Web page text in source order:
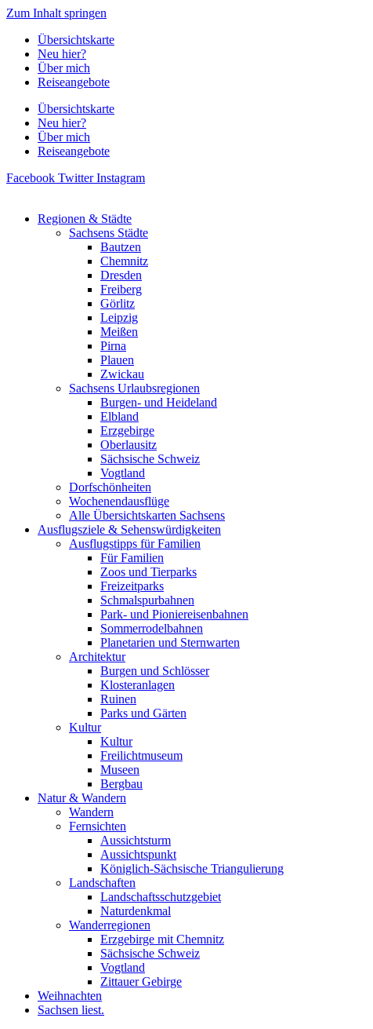
Zum Inhalt springen
Übersichtskarte
Neu hier?
Über mich
Reiseangebote
Übersichtskarte
Neu hier?
Über mich
Reiseangebote
Facebook Twitter Instagram
Regionen & Städte
Sachsens Städte
Bautzen
Chemnitz
Dresden
Freiberg
Görlitz
Leipzig
Meißen
Pirna
Plauen
Zwickau
Sachsens Urlaubsregionen
Burgen- und Heideland
Elbland
Erzgebirge
Oberlausitz
Sächsische Schweiz
Vogtland
Dorfschönheiten
Wochenendausflüge
Alle Übersichtskarten Sachsens
Ausflugsziele & Sehenswürdigkeiten
Ausflugstipps für Familien
Für Familien
Zoos und Tierparks
Freizeitparks
Schmalspurbahnen
Park- und Pioniereisenbahnen
Sommerrodelbahnen
Planetarien und Sternwarten
Architektur
Burgen und Schlösser
Klosteranlagen
Ruinen
Parks und Gärten
Kultur
Kultur
Freilichtmuseum
Museen
Bergbau
Natur & Wandern
Wandern
Fernsichten
Aussichtsturm
Aussichtspunkt
Königlich-Sächsische Triangulierung
Landschaften
Landschaftsschutzgebiet
Naturdenkmal
Wanderregionen
Erzgebirge mit Chemnitz
Sächsische Schweiz
Vogtland
Zittauer Gebirge
Weihnachten
Sachsen liest.